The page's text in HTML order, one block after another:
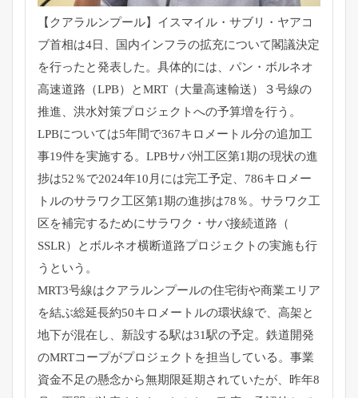
【クアラルンプール】イスマイル・サブリ・ヤアコ
ブ首相は4日、
国内インフラの拡充について閣議決定
を行ったと発表した。 具体的には、パン・ボルネオ
高速道路（LPB）とMRT（大量高速輸送）３号線の
推進、 洪水対策プロジェクトへの予算増を行う。
LPBについては5年間で367キロメートル分の追加工
事19件を実施する。LPBサバ州工区第1期の現状の進
捗は52％で2024年10月には完工予定、 786キロメー
トルのサラワク工区第1期の進捗は78％。 サラワク工
区を補完するためにサラワク・サバ接続道路（
SSLR）とボルネオ横断道路プロジェクトの実施も行
うという。
MRT3号線はクアラルンプールの住宅街や商業エリア
を結ぶ総延長約50キロメートルの環状線で、高架と
地下が混在し、 新設する駅は31駅の予定。 鉄道開発
のMRTコープがプロジェクトを担当している。 事業
資金不足の懸念から無期限延期されていたが、 昨年8